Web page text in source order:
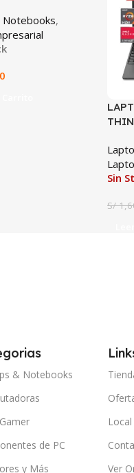
,
Sin
S/
& Notebooks
de PC
y Más
Ver